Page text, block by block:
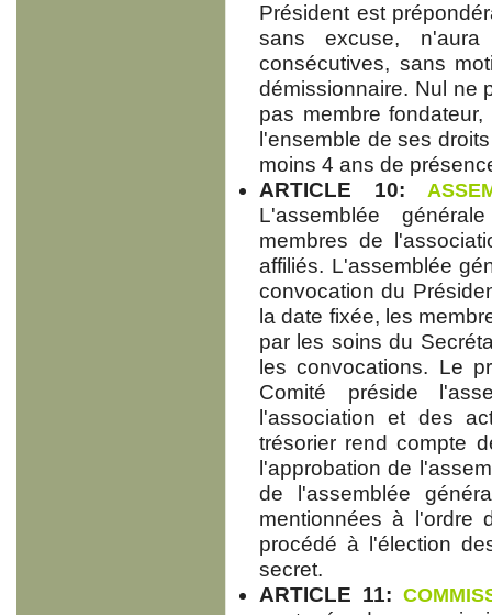
Président est
sans excuse,
consécutives, sans
démissionnaire. Nul ne
pas membre
l'ensemble de ses
moins 4 ans de
ARTICLE 10:
L'assemblée
membres de
affiliés. L'assemblée
convocation du
la date fixée, les
par les soins du
les convocations. Le
Comité préside
l'association et des
trésorier rend compte
l'approbation de
de l'assemblée
mentionnées à l'ordre
procédé à l'élection
secret.
ARTICLE 11: